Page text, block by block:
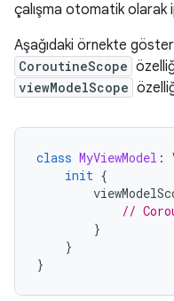
çalışma otomatik olarak
Aşağıdaki örnekte
CoroutineScope
viewModelScope
class MyViewModel :
init {
//
}
}
}